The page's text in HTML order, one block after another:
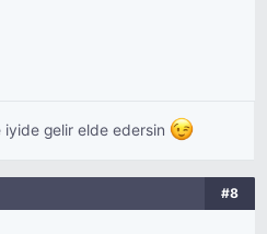
iyide gelir elde edersin
#8